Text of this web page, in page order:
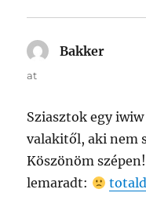
Bakker
at
Sziasztok egy
valakitől, aki nem
Köszönöm szépen!
lemaradt: